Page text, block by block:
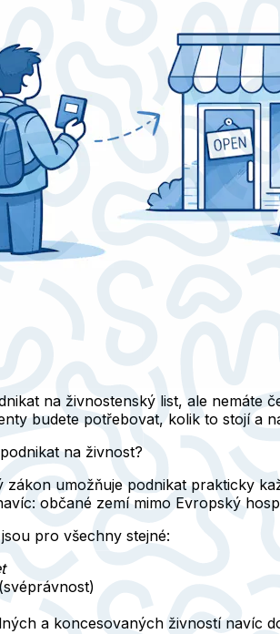
na živnostenský list, ale nemáte
budete potřebovat, kolik to stojí a
na živnost?
zákon umožňuje podnikat prakticky
občané zemí mimo Evropský
pro všechny stejné:
a koncesovaných živností navíc